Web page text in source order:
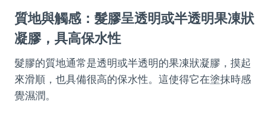
質地與觸感：髮膠呈透明或半透明果凍狀
凝膠，具高保水性
髮膠的質地通常是透明或半透明的果凍狀凝膠，摸起
來滑順，也具備很高的保水性。這使得它在塗抹時感
覺濕潤。